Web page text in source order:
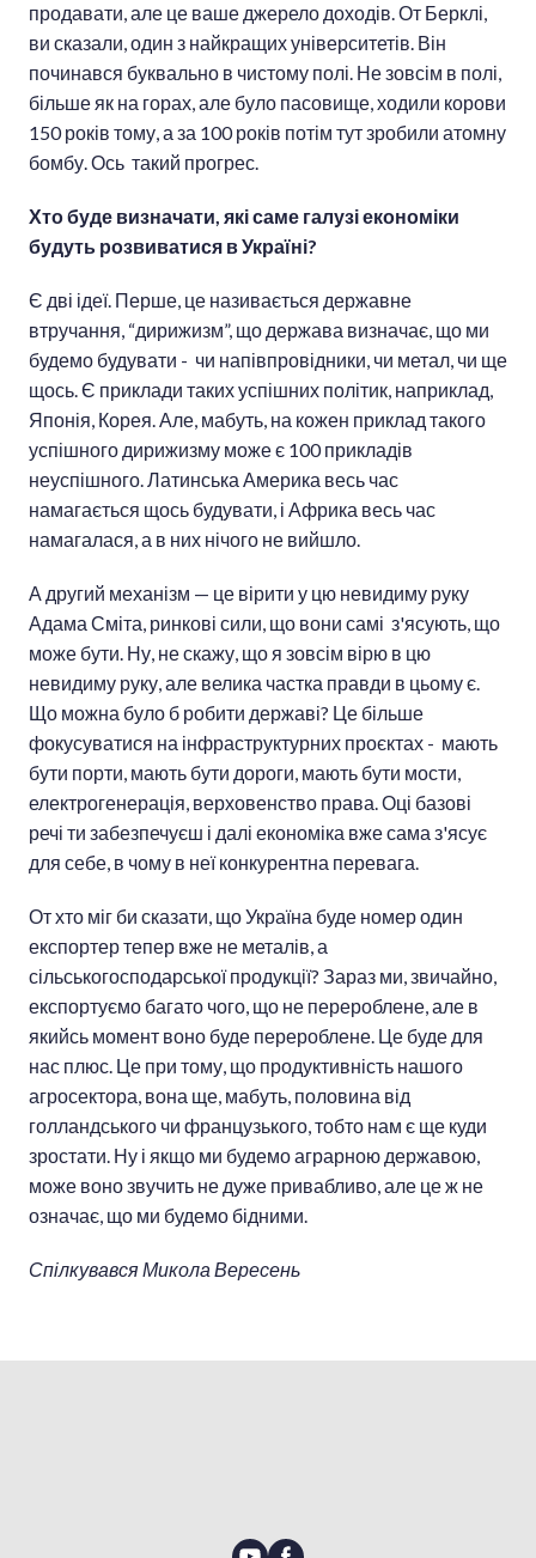
продавати, але це ваше джерело доходів. От Берклі,
ви сказали, один з найкращих університетів. Він
починався буквально в чистому полі. Не зовсім в полі,
більше як на горах, але було пасовище, ходили корови
150 років тому, а за 100 років потім тут зробили атомну
бомбу. Ось такий прогрес.
Хто буде визначати, які саме галузі економіки
будуть розвиватися в Україні?
Є дві ідеї. Перше, це називається державне
втручання, “дирижизм”, що держава визначає, що ми
будемо будувати - чи напівпровідники, чи метал, чи ще
щось. Є приклади таких успішних політик, наприклад,
Японія, Корея. Але, мабуть, на кожен приклад такого
успішного дирижизму може є 100 прикладів
неуспішного. Латинська Америка весь час
намагається щось будувати, і Африка весь час
намагалася, а в них нічого не вийшло.
А другий механізм — це вірити у цю невидиму руку
Адама Сміта, ринкові сили, що вони самі з'ясують, що
може бути. Ну, не скажу, що я зовсім вірю в цю
невидиму руку, але велика частка правди в цьому є.
Що можна було б робити державі? Це більше
фокусуватися на інфраструктурних проєктах - мають
бути порти, мають бути дороги, мають бути мости,
електрогенерація, верховенство права. Оці базові
речі ти забезпечуєш і далі економіка вже сама з'ясує
для себе, в чому в неї конкурентна перевага.
От хто міг би сказати, що Україна буде номер один
експортер тепер вже не металів, а
сільськогосподарської продукції? Зараз ми, звичайно,
експортуємо багато чого, що не перероблене, але в
якийсь момент воно буде перероблене. Це буде для
нас плюс. Це при тому, що продуктивність нашого
агросектора, вона ще, мабуть, половина від
голландського чи французького, тобто нам є ще куди
зростати. Ну і якщо ми будемо аграрною державою,
може воно звучить не дуже привабливо, але це ж не
означає, що ми будемо бідними.
Спілкувався Микола Вересень